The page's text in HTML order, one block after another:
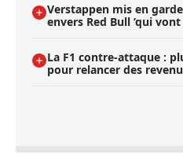
Verstappen mis en
envers Red Bull ’qui
La F1 contre-attaque :
pour relancer des